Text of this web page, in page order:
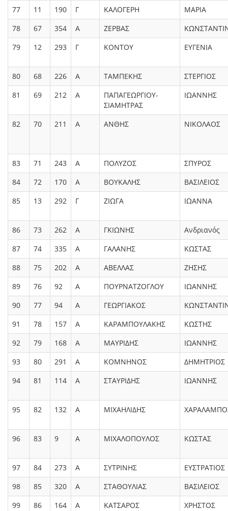
77 11 190 Γ ΚΑΛΟΓΕΡΗ
ΜΑΡΙΑ
78
67 354 Α ΖΕΡΒΑΣ
79
12 293 Γ ΚΟΝΤΟΥ ΕΥΓΕΝΙΑ
80 68 226 Α ΤΑΜΠΕΚΗΣ
ΣΤΕΡΓΙΟΣ
81
69 212 Α
ΠΑΠΑΓΕΩΡΓΙΟΥ-
ΣΙΑΜΗΤΡΑΣ
ΙΩΑΝΝΗΣ
82 70 211 Α ΑΝΘΗΣ ΝΙΚΟΛΑΟΣ
83 71 243 Α ΠΟΛΥΖΟΣ
ΣΠΥΡΟΣ
84
72 170 Α ΒΟΥΚΑΛΗΣ
ΒΑΣΙΛΕΙΟΣ
85
13 292 Γ ΖΙΩΓΑ ΙΩΑΝΝΑ
86 73 262 Α ΓΚΙΩΝΗΣ
Ανδριανός
87
74 335 Α ΓΑΛΑΝΗΣ
ΚΩΣΤΑΣ
88
75 202 Α ΑΒΕΛΛΑΣ
ΖΗΣΗΣ
89
76 92 Α ΠΟΥΡΝΑΤΖΟΓΛΟΥ
ΙΩΑΝΝΗΣ
90
77 94 Α ΓΕΩΡΓΙΑΚΟΣ
91
78 157 Α ΚΑΡΑΜΠΟΥΛΑΚΗΣ
ΚΩΣΤΗΣ
92
79 168 Α ΜΑΥΡΙΔΗΣ
ΙΩΑΝΝΗΣ
93
80 291 Α ΚΟΜΝΗΝΟΣ
ΔΗΜΗΤΡΙΟΣ
94
81 114 Α ΣΤΑΥΡΙΔΗΣ ΙΩΑΝΝΗΣ
95 82 132 Α ΜΙΧΑΗΛΙΔΗΣ
96 83 9 Α ΜΙΧΑΛΟΠΟΥΛΟΣ ΚΩΣΤΑΣ
97 84 273 Α ΣΥΤΡΙΝΗΣ
ΕΥΣΤΡΑΤΙΟΣ
98
85 320 Α ΣΤΑΘΟΥΛΙΑΣ
ΒΑΣΙΛΕΙΟΣ
99
86 164 Α ΚΑΤΣΑΡΟΣ
ΧΡΗΣΤΟΣ